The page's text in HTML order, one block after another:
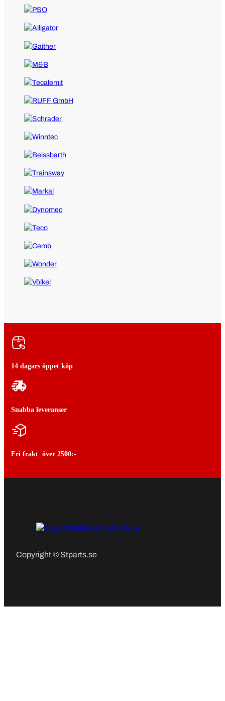
14 dagars öppet köp
Snabba leveranser
Fri frakt över 2500:-
Copyright © Stparts.se